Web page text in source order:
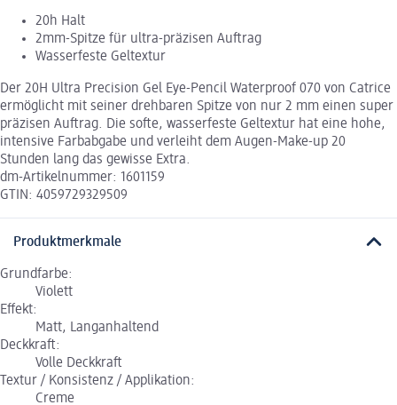
20h Halt
2mm-Spitze für ultra-präzisen Auftrag
Wasserfeste Geltextur
Der 20H Ultra Precision Gel Eye-Pencil Waterproof 070 von Catrice
ermöglicht mit seiner drehbaren Spitze von nur 2 mm einen super
präzisen Auftrag. Die softe, wasserfeste Geltextur hat eine hohe,
intensive Farbabgabe und verleiht dem Augen-Make-up 20
Stunden lang das gewisse Extra.
dm-Artikelnummer: 1601159
GTIN: 4059729329509
Produktmerkmale
Grundfarbe:
Violett
Effekt:
Matt, Langanhaltend
Deckkraft:
Volle Deckkraft
Textur / Konsistenz / Applikation:
Creme